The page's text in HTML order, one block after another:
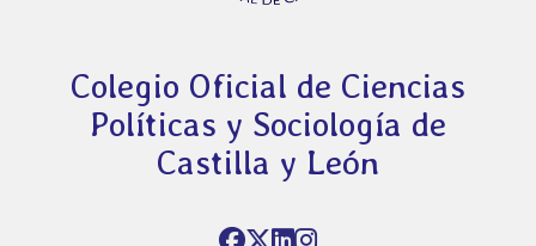
Colegio Oficial de Ciencias
Políticas y Sociología de
Castilla y León